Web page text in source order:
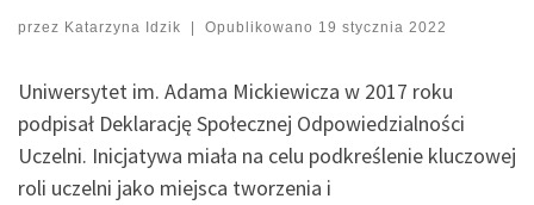
przez Katarzyna Idzik Opublikowano 19 stycznia 2022
Uniwersytet im. Adama Mickiewicza w 2017 roku
podpisał Deklarację Społecznej Odpowiedzialności
Uczelni. Inicjatywa miała na celu podkreślenie kluczowej
roli uczelni jako miejsca tworzenia i